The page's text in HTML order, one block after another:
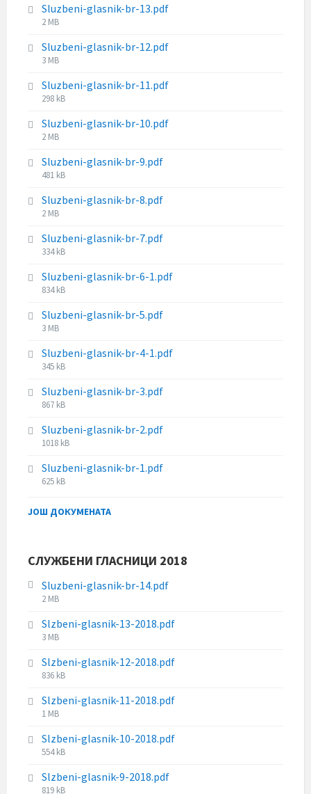
i
z
e
:
l
e
i
z
e
:
Sluzbeni-glasnik-br-13.pdf
F
l
e
i
z
e
:
2 MB
Sluzbeni-glasnik-br-12.pdf
F
l
e
i
z
e
3 MB
Sluzbeni-glasnik-br-11.pdf
F
l
e
i
z
e
:
298 kB
Sluzbeni-glasnik-br-10.pdf
F
l
e
i
z
e
:
2 MB
Sluzbeni-glasnik-br-9.pdf
F
l
e
i
z
e
:
481 kB
Sluzbeni-glasnik-br-8.pdf
F
l
e
i
z
e
:
2 MB
Sluzbeni-glasnik-br-7.pdf
F
l
e
i
z
e
:
334 kB
Sluzbeni-glasnik-br-6-1.pdf
F
l
e
i
z
e
:
834 kB
Sluzbeni-glasnik-br-5.pdf
F
l
e
i
z
e
:
3 MB
Sluzbeni-glasnik-br-4-1.pdf
F
l
e
i
z
e
:
345 kB
Sluzbeni-glasnik-br-3.pdf
F
l
e
i
z
:
867 kB
Sluzbeni-glasnik-br-2.pdf
F
l
e
i
:
1018 kB
Sluzbeni-glasnik-br-1.pdf
F
l
z
:
625 kB
ЈОШ ДОКУМЕНАТА
СЛУЖБЕНИ ГЛАСНИЦИ 2018
Sluzbeni-glasnik-br-14.pdf
F
l
e
i
z
e
:
2 MB
Slzbeni-glasnik-13-2018.pdf
F
l
e
i
z
e
:
3 MB
Slzbeni-glasnik-12-2018.pdf
F
l
e
i
z
e
:
836 kB
Slzbeni-glasnik-11-2018.pdf
F
l
e
i
1 MB
Slzbeni-glasnik-10-2018.pdf
F
l
554 kB
Slzbeni-glasnik-9-2018.pdf
F
819 kB